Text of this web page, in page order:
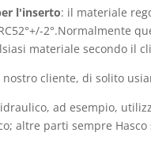
l'inserto: il materiale
2°.Normalmente
materiale secondo il
nostro cliente, di solito
ad esempio,
altre parti sempre